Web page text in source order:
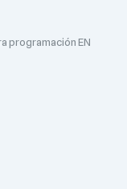
programación EN